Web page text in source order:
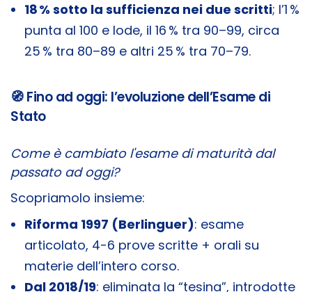
18 % sotto la sufficienza nei due scritti; l’1 %
punta al 100 e lode, il 16 % tra 90–99, circa
25 % tra 80–89 e altri 25 % tra 70–79.
🧭 Fino ad oggi: l’evoluzione dell’Esame di
Stato
Come è cambiato l'esame di maturità dal
passato ad oggi?
Scopriamolo insieme:
Riforma 1997 (Berlinguer): esame
articolato, 4-6 prove scritte + orali su
materie dell’intero corso.
Dal 2018/19: eliminata la “tesina”, introdotte